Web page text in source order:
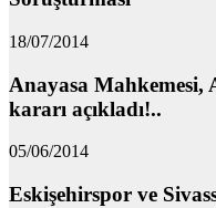
18/07/2014
Anayasa Mahkemesi,
kararı açıkladı!..
05/06/2014
Eskişehirspor ve